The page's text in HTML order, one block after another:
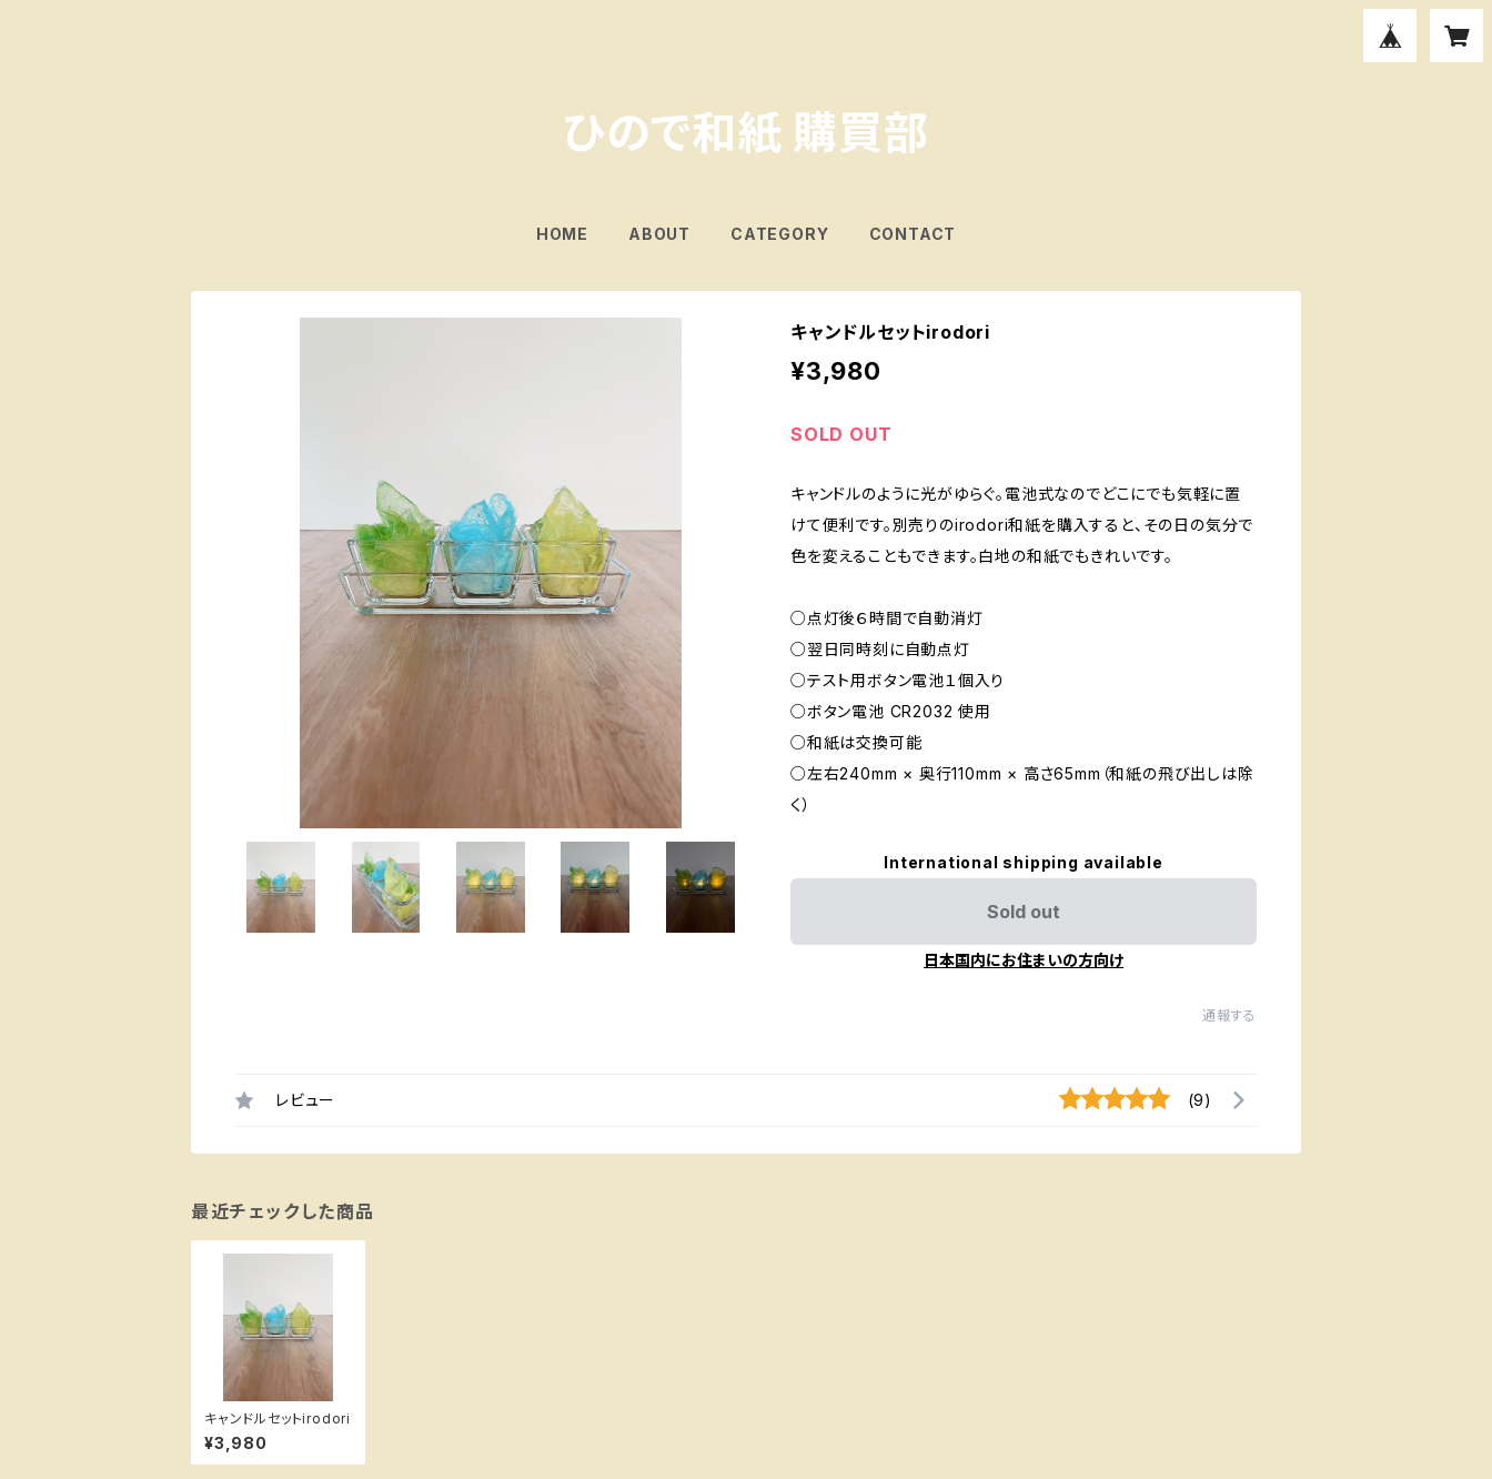
ひので和紙 購買部
HOME ABOUT CATEGORY CONTACT
キャンドルセットirodori
¥3,980
SOLD OUT
キャンドルのように光がゆらぐ。電池式なのでどこにでも気軽に置
けて便利です。別売りのirodori和紙を購入すると、その日の気分で
色を変えることもできます。白地の和紙でもきれいです。
○点灯後６時間で自動消灯
○翌日同時刻に自動点灯
○テスト用ボタン電池１個入り
○ボタン電池 CR2032 使用
○和紙は交換可能
○左右240mm × 奥行110mm × 高さ65mm（和紙の飛び出しは除
く）
International shipping available
Sold out
日本国内にお住まいの方向け
通報する
レビュー (9)
最近チェックした商品
キャンドルセットirodori
¥3,980